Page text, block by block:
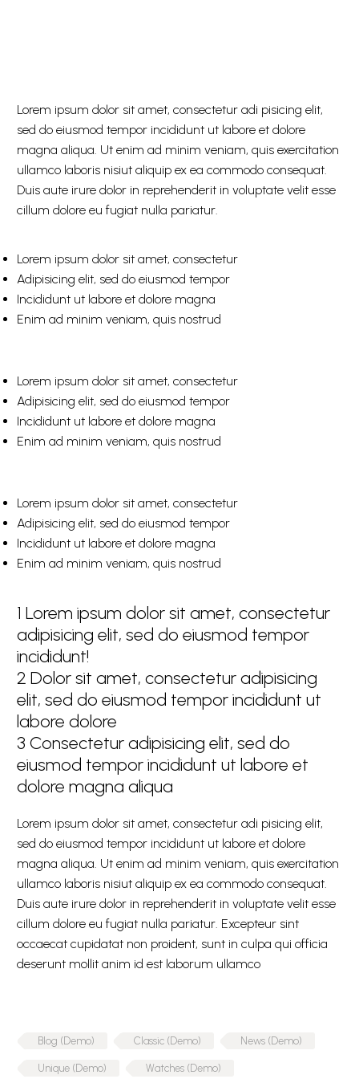
Lorem ipsum dolor sit amet, consectetur adi pisicing elit,
sed do eiusmod tempor incididunt ut labore et dolore
magna aliqua. Ut enim ad minim veniam, quis exercitation
ullamco laboris nisiut aliquip ex ea commodo consequat.
Duis aute irure dolor in reprehenderit in voluptate velit esse
cillum dolore eu fugiat nulla pariatur.
Lorem ipsum dolor sit amet, consectetur
Adipisicing elit, sed do eiusmod tempor
Incididunt ut labore et dolore magna
Enim ad minim veniam, quis nostrud
Lorem ipsum dolor sit amet, consectetur
Adipisicing elit, sed do eiusmod tempor
Incididunt ut labore et dolore magna
Enim ad minim veniam, quis nostrud
Lorem ipsum dolor sit amet, consectetur
Adipisicing elit, sed do eiusmod tempor
Incididunt ut labore et dolore magna
Enim ad minim veniam, quis nostrud
1 Lorem ipsum dolor sit amet, consectetur
adipisicing elit, sed do eiusmod tempor
incididunt!
2 Dolor sit amet, consectetur adipisicing
elit, sed do eiusmod tempor incididunt ut
labore dolore
3 Consectetur adipisicing elit, sed do
eiusmod tempor incididunt ut labore et
dolore magna aliqua
Lorem ipsum dolor sit amet, consectetur adi pisicing elit,
sed do eiusmod tempor incididunt ut labore et dolore
magna aliqua. Ut enim ad minim veniam, quis exercitation
ullamco laboris nisiut aliquip ex ea commodo consequat.
Duis aute irure dolor in reprehenderit in voluptate velit esse
cillum dolore eu fugiat nulla pariatur. Excepteur sint
occaecat cupidatat non proident, sunt in culpa qui officia
deserunt mollit anim id est laborum ullamco
Blog (Demo) Classic (Demo) News (Demo)
Unique (Demo) Watches (Demo)